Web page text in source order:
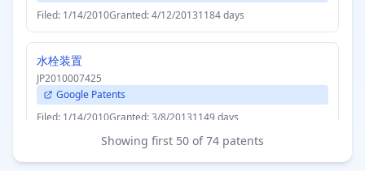
Filed: 1/14/2010Granted: 4/12/20131184 days
水栓装置
JP2010007425
Google Patents
Filed: 1/14/2010Granted: 3/8/20131149 days
貯水タンク及びそれを備えた水洗大便器
Showing first 50 of 74 patents